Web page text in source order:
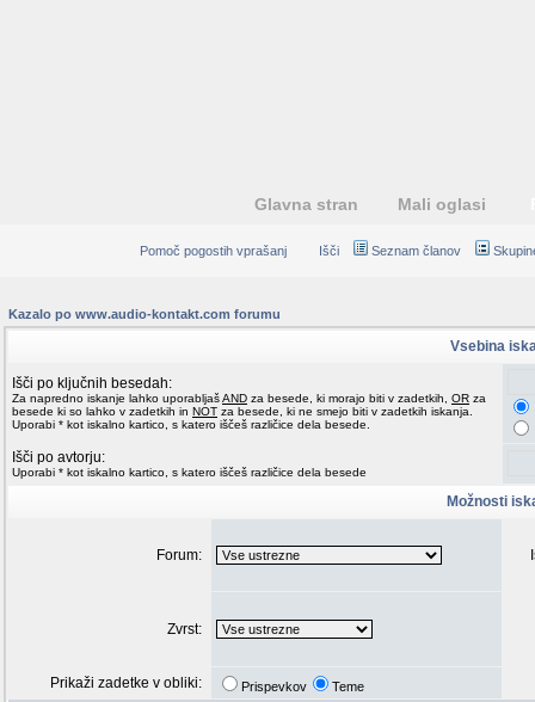
Glavna stran Mali oglasi
Pomoč pogostih vprašanj Išči Seznam članov
Kazalo po www.audio-kontakt.com forumu
Vsebina
Išči po ključnih besedah:
Za napredno iskanje lahko uporabljašAND za besede, ki morajo biti v zadetkih, OR za
besede ki so lahko v zadetkih in NOT za besede, ki ne smejo biti v zadetkih iskanja.
Uporabi * kot iskalno kartico, s katero iščeš različice dela besede.
Išči po avtorju:
Uporabi * kot iskalno kartico, s katero iščeš različice dela besede
Možnosti
Forum:
Zvrst:
Prikaži zadetke v obliki: Prispevkov Teme